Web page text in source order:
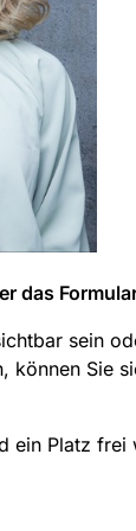
das
sein
können Sie
ein Platz